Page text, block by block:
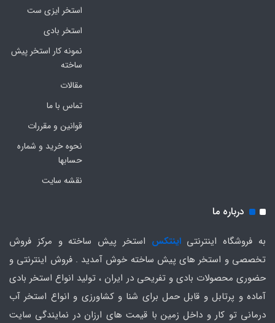
استخر ایزی ست
استخر بادی
نمونه کار استخر پیش
ساخته
مقالات
تماس با ما
قوانین و مقررات
نحوه خرید و شماره
حسابها
نقشه سایت
درباره ما
به فروشگاه اینترنتیاینتکس استخر پیش ساخته و مرکز فروش
تخصصی و استخر های پیش ساخته خوش آمدید . فروش اینترنتی و
حضوری محصولات بادی و تفریحی در ایران ، تولید انواع استخر بادی
آماده و پرتابل و قابل حمل برای شنا و کشاورزی و انواع استخر آب
درمانی تو کار و داخل زمین با قیمت های ارزان در نمایندگی سایت